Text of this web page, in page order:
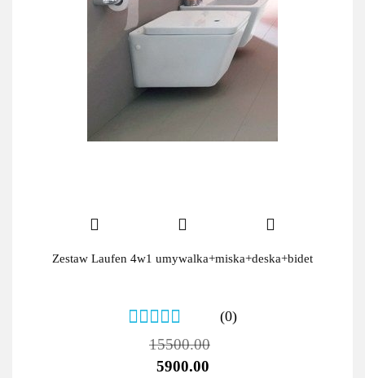
Zestaw Laufen 4w1 umywalka+miska+deska+bidet
(0)
15500.00
5900.00